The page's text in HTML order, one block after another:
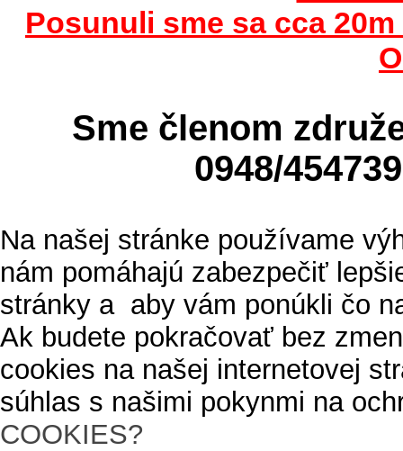
Posunuli sme sa cca
Sme členom
0948/
Na našej stránke používame
nám pomáhajú zabezpečiť
stránky a aby vám ponúkli čo
Ak budete pokračovať bez
cookies na našej internetovej
súhlas s našimi pokynmi na
COOKIES?